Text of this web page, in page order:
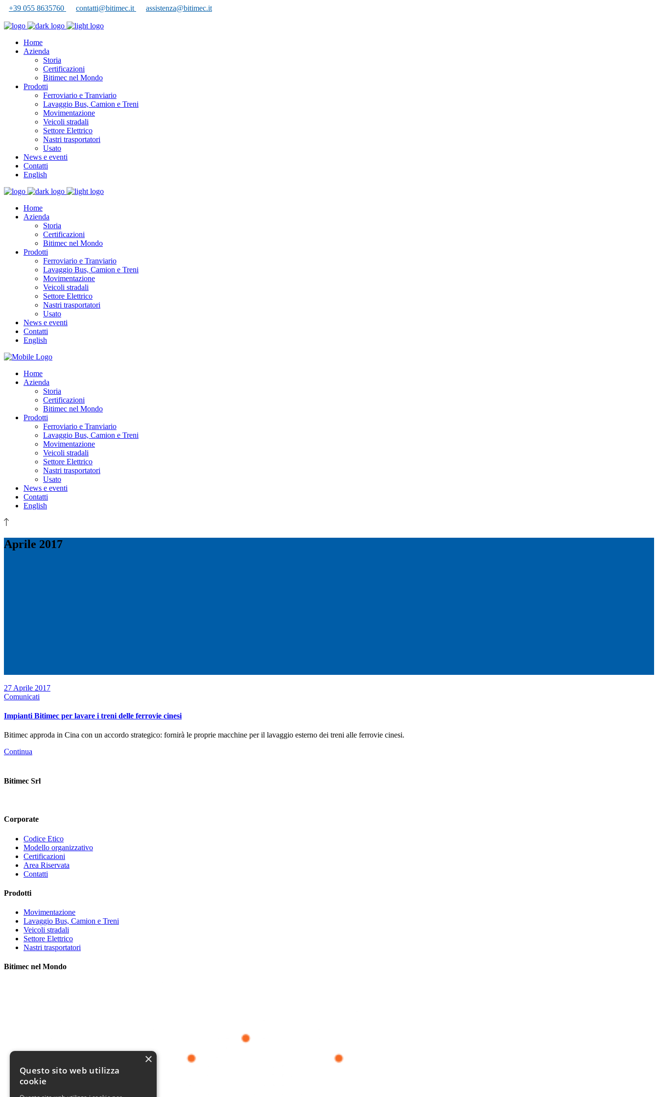
+39 055 8635760 contatti@bitimec.it assistenza@bitimec.it
Home
Azienda
Storia
Certificazioni
Bitimec nel Mondo
Prodotti
Ferroviario e Tranviario
Lavaggio Bus, Camion e Treni
Movimentazione
Veicoli stradali
Settore Elettrico
Nastri trasportatori
Usato
News e eventi
Contatti
English
Home
Azienda
Storia
Certificazioni
Bitimec nel Mondo
Prodotti
Ferroviario e Tranviario
Lavaggio Bus, Camion e Treni
Movimentazione
Veicoli stradali
Settore Elettrico
Nastri trasportatori
Usato
News e eventi
Contatti
English
Home
Azienda
Storia
Certificazioni
Bitimec nel Mondo
Prodotti
Ferroviario e Tranviario
Lavaggio Bus, Camion e Treni
Movimentazione
Veicoli stradali
Settore Elettrico
Nastri trasportatori
Usato
News e eventi
Contatti
English
Aprile 2017
27 Aprile 2017
Comunicati
Impianti Bitimec per lavare i treni delle ferrovie cinesi
Bitimec approda in Cina con un accordo strategico: fornirà le proprie macchine per il lavaggio esterno dei treni alle ferrovie cinesi.
Continua
Bitimec Srl
Corporate
Codice Etico
Modello organizzativo
Certificazioni
Area Riservata
Contatti
Prodotti
Movimentazione
Lavaggio Bus, Camion e Treni
Veicoli stradali
Settore Elettrico
Nastri trasportatori
Bitimec nel Mondo
×
Questo sito web utilizza
cookie